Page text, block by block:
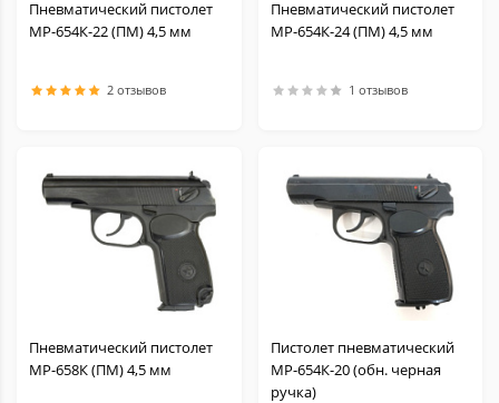
Пневматический пистолет
МР-654К-22 (ПМ) 4,5 мм
2 отзывов
Пневматический пистолет
МР-654К-24 (ПМ) 4,5 мм
1 отзывов
Пневматический пистолет
МР-658К (ПМ) 4,5 мм
Пистолет пневматический
МР-654К-20 (обн. черная
ручка)